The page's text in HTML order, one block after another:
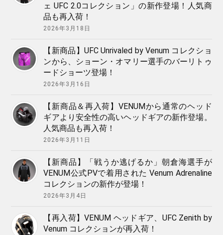
ェ UFC 2.0コレクション」の新作登場！人気商
品も再入荷！
2026年3月18日
【新商品】UFC Unrivaled by Venum コレクショ
ンから、ショーン・オマリー選手のバーリトゥ
ードショーツ登場！
2026年3月16日
【新商品＆再入荷】VENUMから通常のヘッド
ギアより安全性の高いヘッドギアの新作登場。
人気商品も再入荷！
2026年3月11日
【新商品】「戦うか逃げるか」朝倉海選手が
VENUM公式PVで着用された Venum Adrenaline
コレクションの新作が登場！
2026年3月4日
【再入荷】VENUM ヘッドギア、UFC Zenith by
Venum コレクションが再入荷！